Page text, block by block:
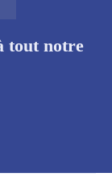
tout notre